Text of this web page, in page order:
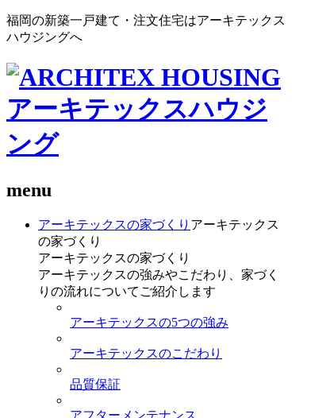
福岡の新築一戸建て・注文住宅はアーキテックス
ハウジングへ
menu
アーキテックスの家づくり アーキテックス
の家づくり
アーキテックスの家づくり
アーキテックスの強みやこだわり、家づく
りの流れについてご紹介します
アーキテックスの5つの強み
アーキテックスのこだわり
品質保証
アフターメンテナンス